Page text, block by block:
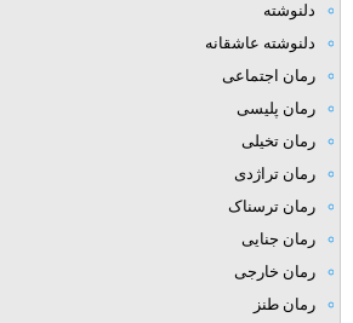
دلنوشته
دلنوشته عاشقانه
رمان اجتماعی
رمان پلیسی
رمان تخیلی
رمان تراژدی
رمان ترسناک
رمان جنایی
رمان خارجی
رمان طنز